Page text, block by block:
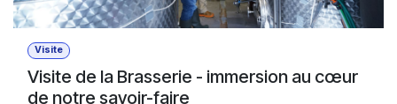
Visite
Visite de la Brasserie - immersion au cœur
de notre savoir-faire